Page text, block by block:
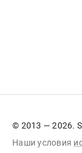
© 2013 — 2026.
Наши условия